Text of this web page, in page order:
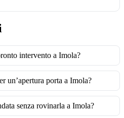
intervento a Imola?
un’apertura porta a Imola?
senza rovinarla a Imola?